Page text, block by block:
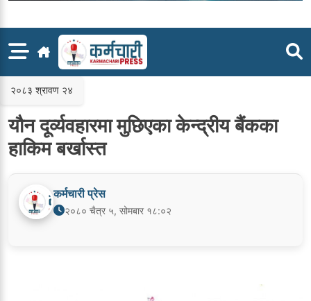
२०८३ श्रावण २४
यौन दूर्व्यवहारमा मुछिएका केन्द्रीय बैंकका
हाकिम बर्खास्त
कर्मचारी प्रेस
२०८० चैत्र ५, सोमबार १८:०२